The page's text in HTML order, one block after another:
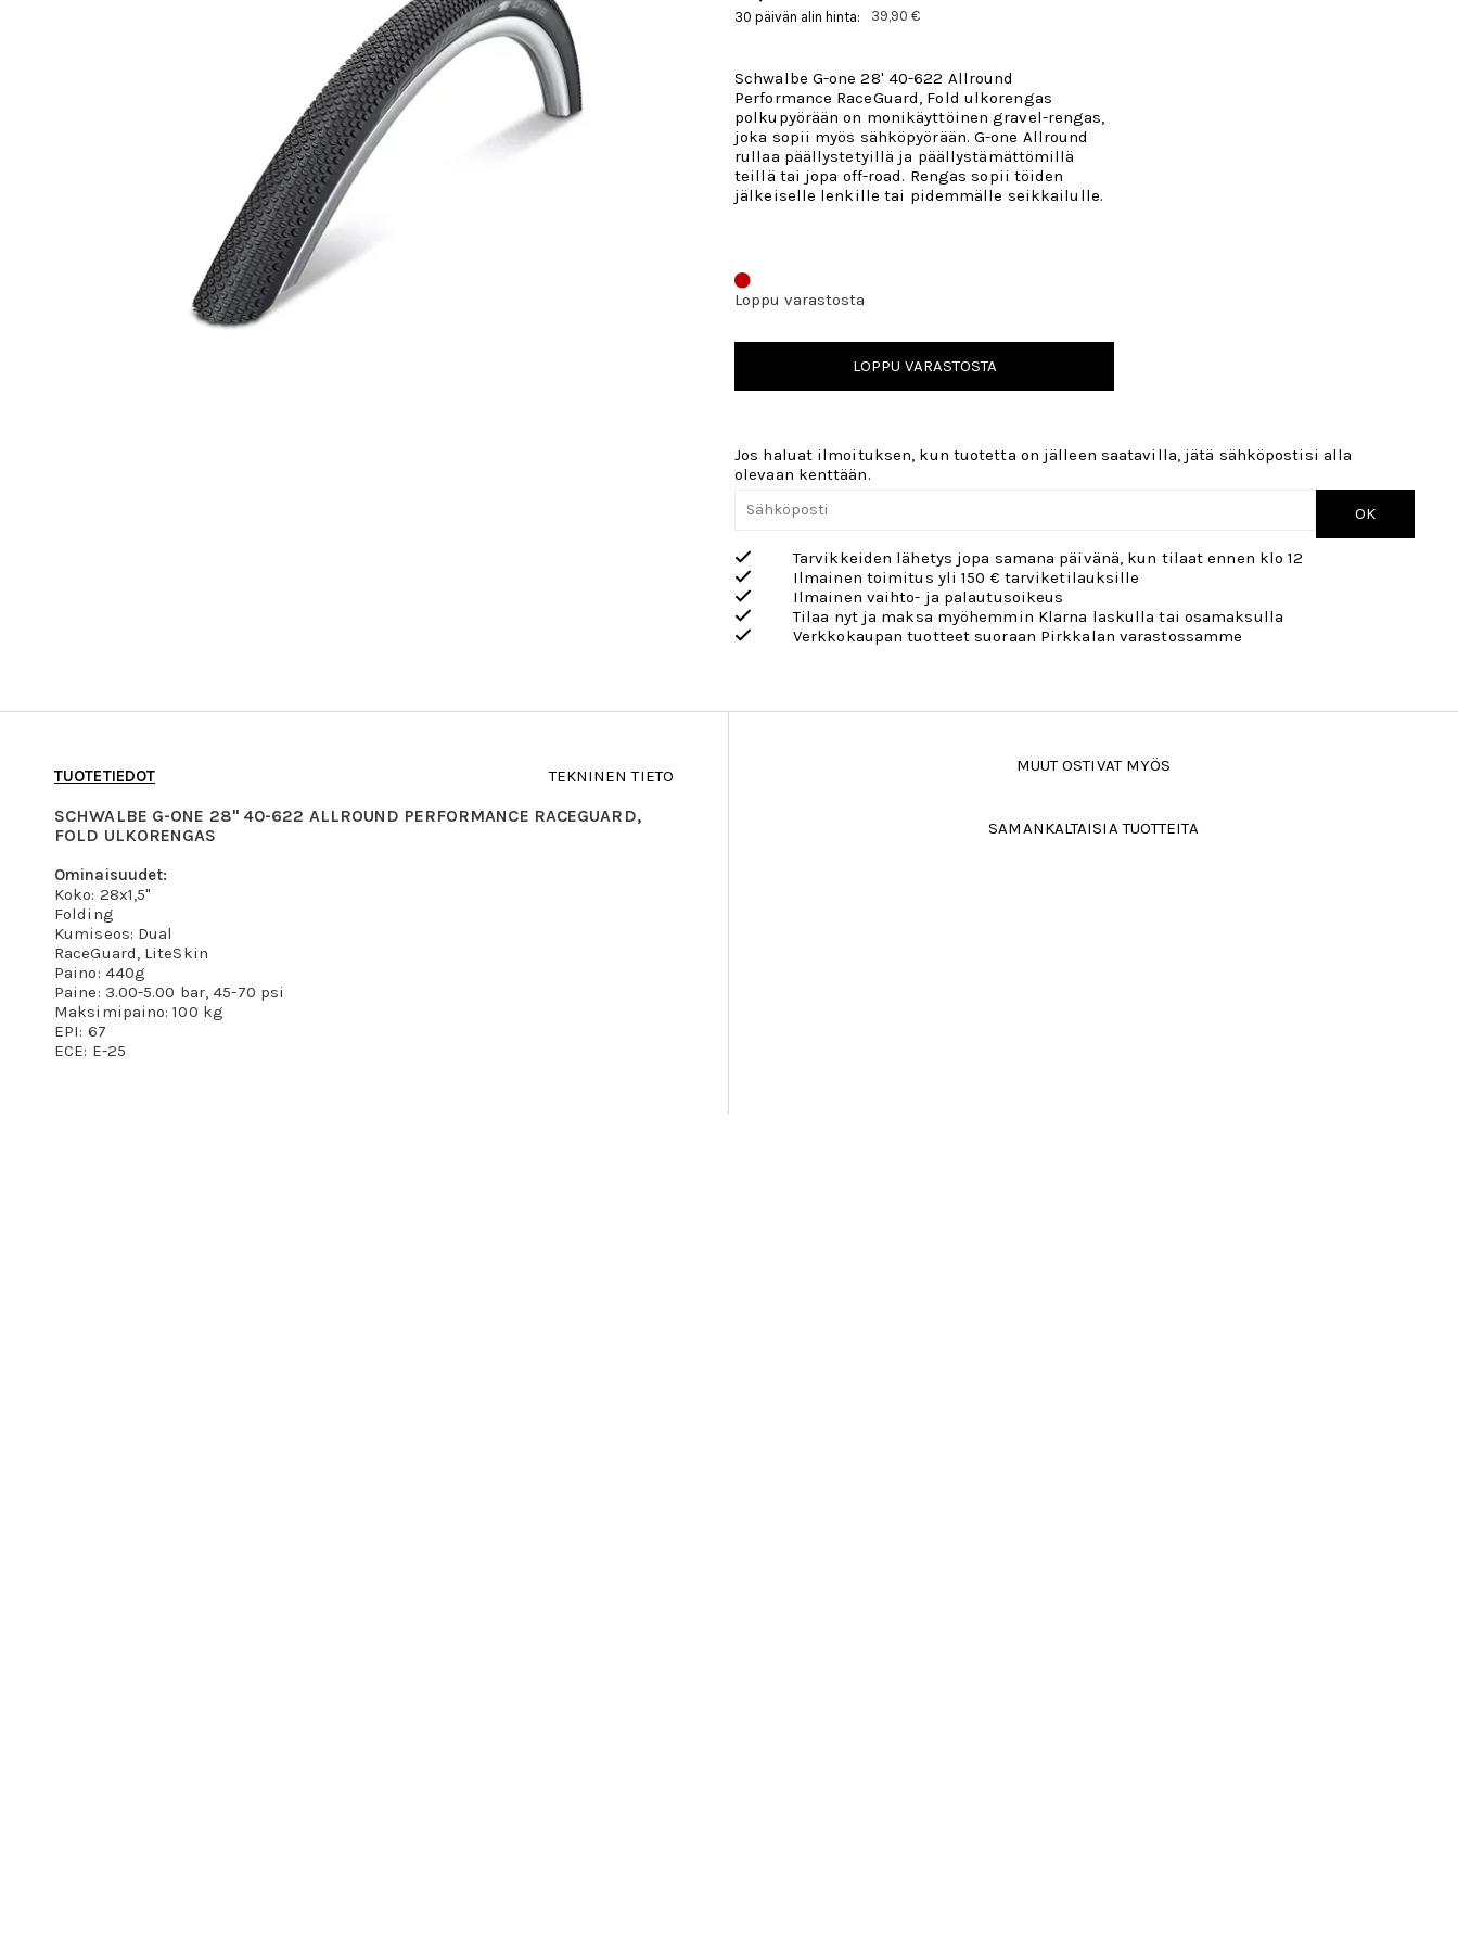
30 päivän alin hinta: 39,90 €
Schwalbe G-one 28' 40-622 Allround
Performance RaceGuard, Fold ulkorengas
polkupyörään on monikäyttöinen gravel-rengas,
joka sopii myös sähköpyörään. G-one Allround
rullaa päällystetyillä ja päällystämättömillä
teillä tai jopa off-road. Rengas sopii töiden
jälkeiselle lenkille tai pidemmälle seikkailulle.
Loppu varastosta
LOPPU VARASTOSTA
Jos haluat ilmoituksen, kun tuotetta on jälleen saatavilla, jätä sähköpostisi alla
olevaan kenttään.
OK
Tarvikkeiden lähetys jopa samana päivänä, kun tilaat ennen klo 12
Ilmainen toimitus yli 150 € tarviketilauksille
Ilmainen vaihto- ja palautusoikeus
Tilaa nyt ja maksa myöhemmin Klarna laskulla tai osamaksulla
Verkkokaupan tuotteet suoraan Pirkkalan varastossamme
TUOTETIEDOT TEKNINEN TIETO
SCHWALBE G-ONE 28" 40-622 ALLROUND PERFORMANCE RACEGUARD,
FOLD ULKORENGAS
Ominaisuudet:
Koko: 28x1,5"
Folding
Kumiseos: Dual
RaceGuard, LiteSkin
Paino: 440g
Paine: 3.00-5.00 bar, 45-70 psi
Maksimipaino: 100 kg
EPI: 67
ECE: E-25
MUUT OSTIVAT MYÖS
SAMANKALTAISIA TUOTTEITA